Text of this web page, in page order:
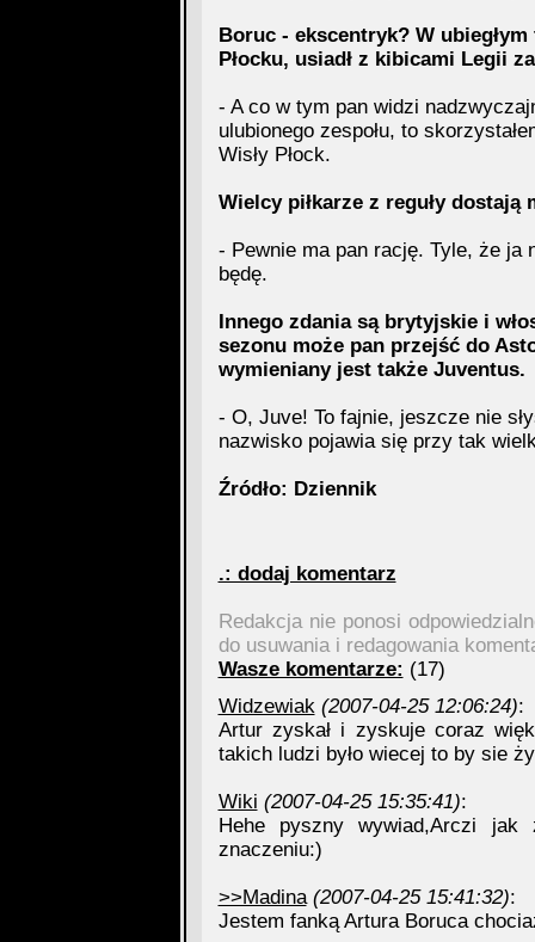
Boruc - ekscentryk? W
Płocku, usiadł z kibicami Legii
- A co w tym pan widzi
ulubionego zespołu, to
Wisły Płock.
Wielcy piłkarze z reguły dostają
- Pewnie ma pan rację. Tyle, że ja
będę.
Innego zdania są brytyjskie i
sezonu może pan przejść do
wymieniany jest także Juventus.
- O, Juve! To fajnie, jeszcze nie
nazwisko pojawia się przy tak
Źródło: Dziennik
.: dodaj komentarz
Redakcja nie ponosi
do usuwania i redagowania
Wasze komentarze: (17)
Widzewiak (2007-04-25 12:06:24):
Artur zyskał i zyskuje coraz
takich ludzi było wiecej to by sie
Wiki (2007-04-25 15:35:41):
Hehe pyszny wywiad,Arczi jak
znaczeniu:)
>>Madina (2007-04-25 15:41:32):
Jestem fanką Artura Boruca